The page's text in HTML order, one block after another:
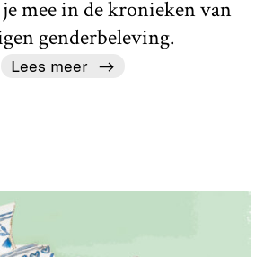
mee in de kronieken van
genderbeleving.
Lees meer